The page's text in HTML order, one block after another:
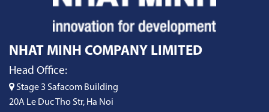
NHAT MINH COMPANY LIMITED
Head Office:
Stage 3 Safacom Building
20A Le Duc Tho Str, Ha Noi